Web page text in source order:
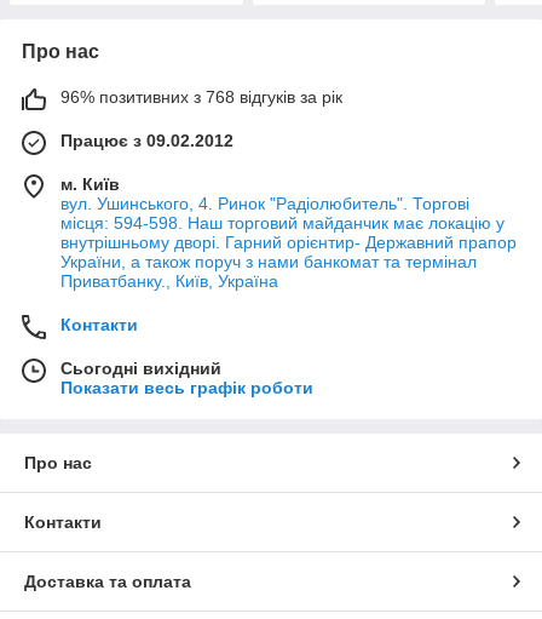
Про нас
96% позитивних з 768 відгуків за рік
Працює з 09.02.2012
м. Київ
вул. Ушинського, 4. Ринок "Радіолюбитель". Торгові
місця: 594-598. Наш торговий майданчик має локацію у
внутрішньому дворі. Гарний орієнтир- Державний прапор
України, а також поруч з нами банкомат та термінал
Приватбанку., Київ, Україна
Контакти
Сьогодні вихідний
Показати весь графік роботи
Про нас
Контакти
Доставка та оплата